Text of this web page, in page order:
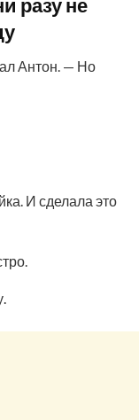
разу не
Антон. — Но
И сделала это